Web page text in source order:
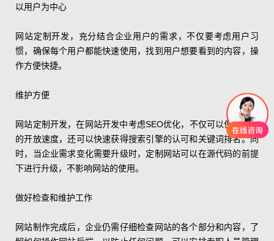
以用户为中心
网站定制开发，充分结合企业用户的需求，不仅要考虑用户习
惯，确保每个用户都能快速使用，找到用户想要看到的内容，操
作方便快捷。
维护方便
网站定制开发，在网站开发中考虑SEO优化，不仅可以保证网站
的开放速度，还可以快速获得搜索引擎的认可和关键词排名。同
时，当企业需求变化需要升级时，定制网站可以在源代码的前提
下进行升级，不影响网站的使用。
做好检查和维护工作
网站制作完成后，企业仍需仔细检查网站的各个部分和内容，了